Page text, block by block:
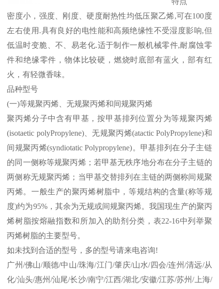
密度小，强度、刚度、硬度耐热性均低压聚乙烯,可在100度
左右使用 .具有良好的电性能和高频绝缘性不受湿度影响,但
低温时变脆、不、易老化.适于制作一般机械零件,耐腐蚀零
件和绝缘零件，物体比较硬，燃烧时底部有蓝火，部有红
火，有轻微香味。
品种型号
(一)等规聚丙烯、无规聚丙烯和间规聚丙烯
聚丙烯分子中含有甲基，按甲基排列位置分为等规聚丙烯
(isotaetic polyPropylene)、无规聚丙烯(atactic PolyPropylene)和
间规聚丙烯(syndiotatic Polypropylene)。甲基排列在分子主链
的同一侧称等规聚丙烯；若甲基无秩序地分布在分子主链的
两侧称无规聚丙烯；当甲基交替排列在主链的两侧称间规聚
丙烯。一般生产的聚丙烯树脂中，等规结构的含量(称等规
度)约为95%，其余为无规或间规聚丙烯。我国现生产的聚丙
烯树脂按熔融指数和所加入的助剂分类，表22-16中列举聚
丙烯树脂的主要型号。
如未找到合适的型号，多的型号请来电咨询!
广州/佛山/顺德/中山/珠海/江门/肇庆/山水/四会/连州/清远/从
化/汕头/惠州/汕尾/长沙/南宁/江西/湖北/安徽/江苏/苏州/上海/